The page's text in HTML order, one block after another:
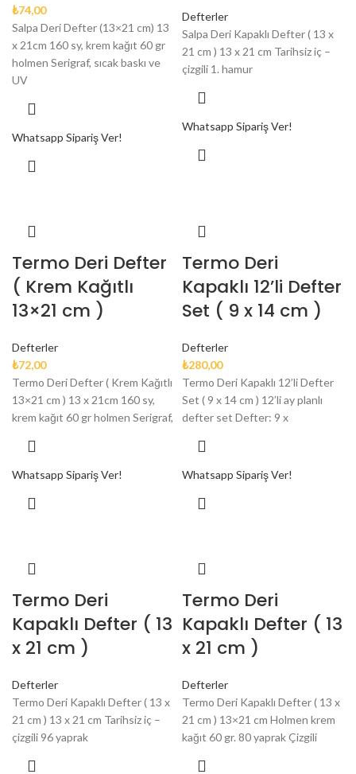
₺74,00
Salpa Deri Defter (13×21 cm) 13
x 21cm 160 sy, krem kağıt 60 gr
holmen Serigraf, sıcak baskı ve
UV
Whatsapp Sipariş Ver!
Defterler
Salpa Deri Kapaklı Defter ( 13 x
21 cm ) 13 x 21 cm Tarihsiz iç –
çizgili 1. hamur
Whatsapp Sipariş Ver!
Termo Deri Defter
( Krem Kağıtlı
13×21 cm )
Defterler
₺72,00
Termo Deri Defter ( Krem Kağıtlı
13×21 cm ) 13 x 21cm 160 sy,
krem kağıt 60 gr holmen Serigraf,
Whatsapp Sipariş Ver!
Termo Deri
Kapaklı 12’li Defter
Set ( 9 x 14 cm )
Defterler
₺280,00
Termo Deri Kapaklı 12’li Defter
Set ( 9 x 14 cm ) 12’li ay planlı
defter set Defter: 9 x
Whatsapp Sipariş Ver!
Termo Deri
Kapaklı Defter ( 13
x 21 cm )
Defterler
Termo Deri Kapaklı Defter ( 13 x
21 cm ) 13 x 21 cm Tarihsiz iç –
çizgili 96 yaprak
Termo Deri
Kapaklı Defter ( 13
x 21 cm )
Defterler
Termo Deri Kapaklı Defter ( 13 x
21 cm ) 13×21 cm Holmen krem
kağıt 60 gr. 80 yaprak Çizgili